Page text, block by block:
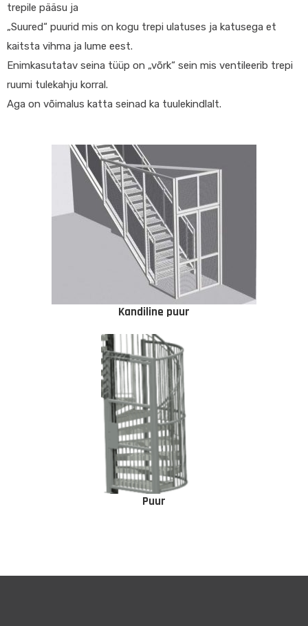
trepile pääsu ja
„Suured“ puurid mis on kogu trepi ulatuses ja katusega et
kaitsta vihma ja lume eest.
Enimkasutatav seina tüüp on „võrk“ sein mis ventileerib trepi
ruumi tulekahju korral.
Aga on võimalus katta seinad ka tuulekindlalt.
Kandiline puur
Puur